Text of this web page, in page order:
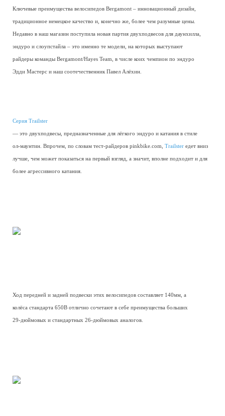
Ключевые преимущества велосипедов Bergamont – инновационный дизайн,
традиционное немецкое качество и, конечно же, более чем разумные цены.
Недавно в наш магазин поступила новая партия двухподвесов для даунхилла,
эндуро и слоупстайла – это именно те модели, на которых выступают
райдеры команды Bergamont/Hayes Team, в числе коих чемпион по эндуро
Эдди Мастерс и наш соотечественник Павел Алёхин.
Серия Trailster
— это двухподвесы, предназначенные для лёгкого эндуро и катания в стиле
ол-маунтин. Впрочем, по словам тест-райдеров pinkbike.com, Trailster едет вниз
лучше, чем может показаться на первый взгляд, а значит, вполне подходит и для
более агрессивного катания.
Ход передней и задней подвески этих велосипедов составляет 140мм, а
колёса стандарта 650B отлично сочетают в себе преимущества больших
29-дюймовых и стандартных 26-дюймовых аналогов.